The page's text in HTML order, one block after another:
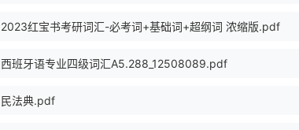
2023红宝书考研词汇-必考词+基础词+超纲词 浓缩版.pdf
西班牙语专业四级词汇A5.288_12508089.pdf
民法典.pdf